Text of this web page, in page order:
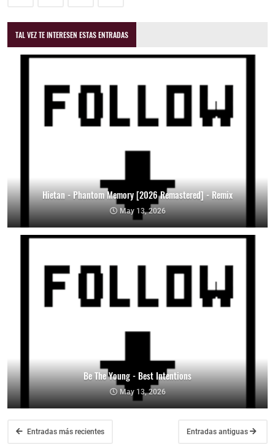
TAL VEZ TE INTERESEN ESTAS ENTRADAS
Hietan - Phantom Memory [2026 Remastered] - Remix
May 13, 2026
Be The Young - Best Intentions
May 13, 2026
Entradas más recientes Entradas antiguas